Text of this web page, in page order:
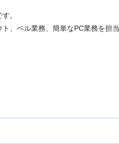
。
、ベル業務、簡単なPC業務を担当